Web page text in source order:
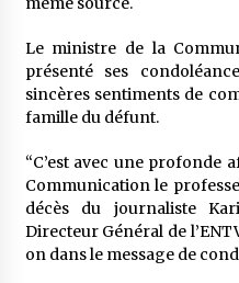
Un conte
5 ans ago
Tradition
5 ans ago
Le ministre de la
présenté ses
sincères sentiments de
famille du défunt.
“C’est avec une profonde
Communication le
décès du journaliste
Directeur Général de
on dans le message de